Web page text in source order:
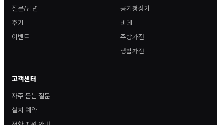
질문/답변
후기
이벤트
공기청정기
비데
주방가전
생활가전
고객센터
자주 묻는 질문
설치 예약